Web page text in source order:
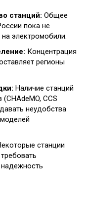
станций: Общее
пока не
электромобили.
Концентрация
регионы
Наличие станций
CCS
неудобства
станции